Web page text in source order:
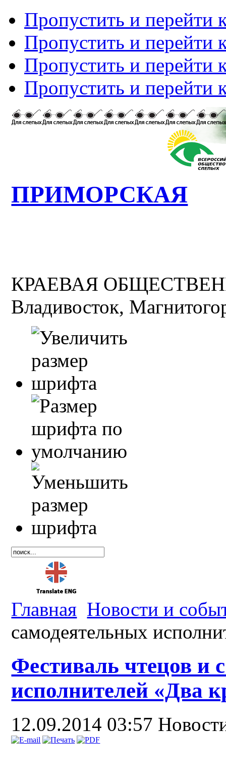
Пропустить и перейти
Пропустить и перейти
Пропустить и перейти
Пропустить и перейти
ПРИМОРСКАЯ
КРАЕВАЯ
Владивосток,
Главная Новости и
самодеятельных
Фестиваль чтецов и
исполнителей «Два
12.09.2014 03:57